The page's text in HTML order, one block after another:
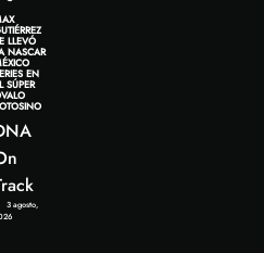
LLEVÓ
NASCAR
EN
SÚPER
3 agosto,